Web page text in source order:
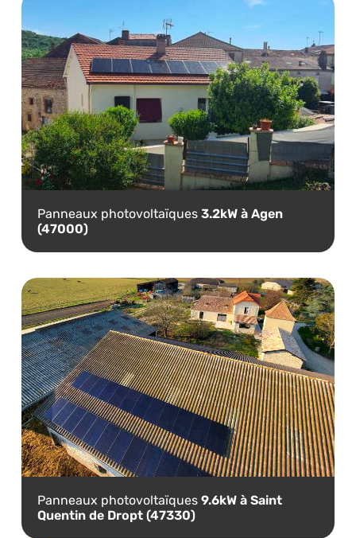
Panneaux photovoltaïques 3.2kW à Agen
(47000)
Panneaux photovoltaïques 9.6kW à Saint
Quentin de Dropt (47330)